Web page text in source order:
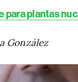
para plantas
González